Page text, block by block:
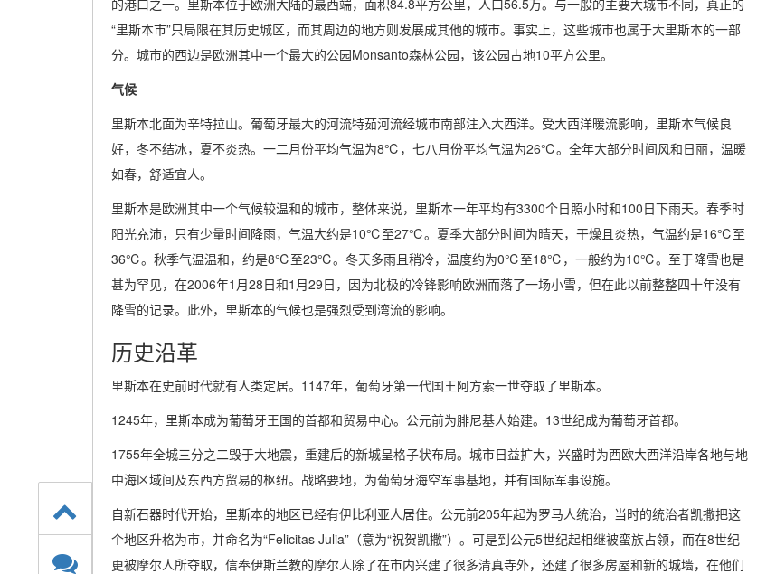
的港口之一。里斯本位于欧洲大陆的最西端，面积84.8平方公里，人口56.5万。与一般的主要大城市不同，真正的
“里斯本市”只局限在其历史城区，而其周边的地方则发展成其他的城市。事实上，这些城市也属于大里斯本的一部
分。城市的西边是欧洲其中一个最大的公园Monsanto森林公园，该公园占地10平方公里。
气候
里斯本北面为辛特拉山。葡萄牙最大的河流特茹河流经城市南部注入大西洋。受大西洋暖流影响，里斯本气候良
好，冬不结冰，夏不炎热。一二月份平均气温为8℃，七八月份平均气温为26℃。全年大部分时间风和日丽，温暖
如春，舒适宜人。
里斯本是欧洲其中一个气候较温和的城市，整体来说，里斯本一年平均有3300个日照小时和100日下雨天。春季时
阳光充沛，只有少量时间降雨，气温大约是10℃至27℃。夏季大部分时间为晴天，干燥且炎热，气温约是16℃至
36℃。秋季气温温和，约是8℃至23℃。冬天多雨且稍冷，温度约为0℃至18℃，一般约为10℃。至于降雪也是
甚为罕见，在2006年1月28日和1月29日，因为北极的冷锋影响欧洲而落了一场小雪，但在此以前整整四十年没有
降雪的记录。此外，里斯本的气候也是强烈受到湾流的影响。
历史沿革
里斯本在史前时代就有人类定居。1147年，葡萄牙第一代国王阿方索一世夺取了里斯本。
1245年，里斯本成为葡萄牙王国的首都和贸易中心。公元前为腓尼基人始建。13世纪成为葡萄牙首都。
1755年全城三分之二毁于大地震，重建后的新城呈格子状布局。城市日益扩大，兴盛时为西欧大西洋沿岸各地与地
中海区域间及东西方贸易的枢纽。战略要地，为葡萄牙海空军事基地，并有国际军事设施。
自新石器时代开始，里斯本的地区已经有伊比利亚人居住。公元前205年起为罗马人统治，当时的统治者凯撒把这
个地区升格为市，并命名为“Felicitas Julia”（意为“祝贺凯撒”）。可是到公元5世纪起相继被蛮族占领，而在8世纪
更被摩尔人所夺取，信奉伊斯兰教的摩尔人除了在市内兴建了很多清真寺外，还建了很多房屋和新的城墙，在他们